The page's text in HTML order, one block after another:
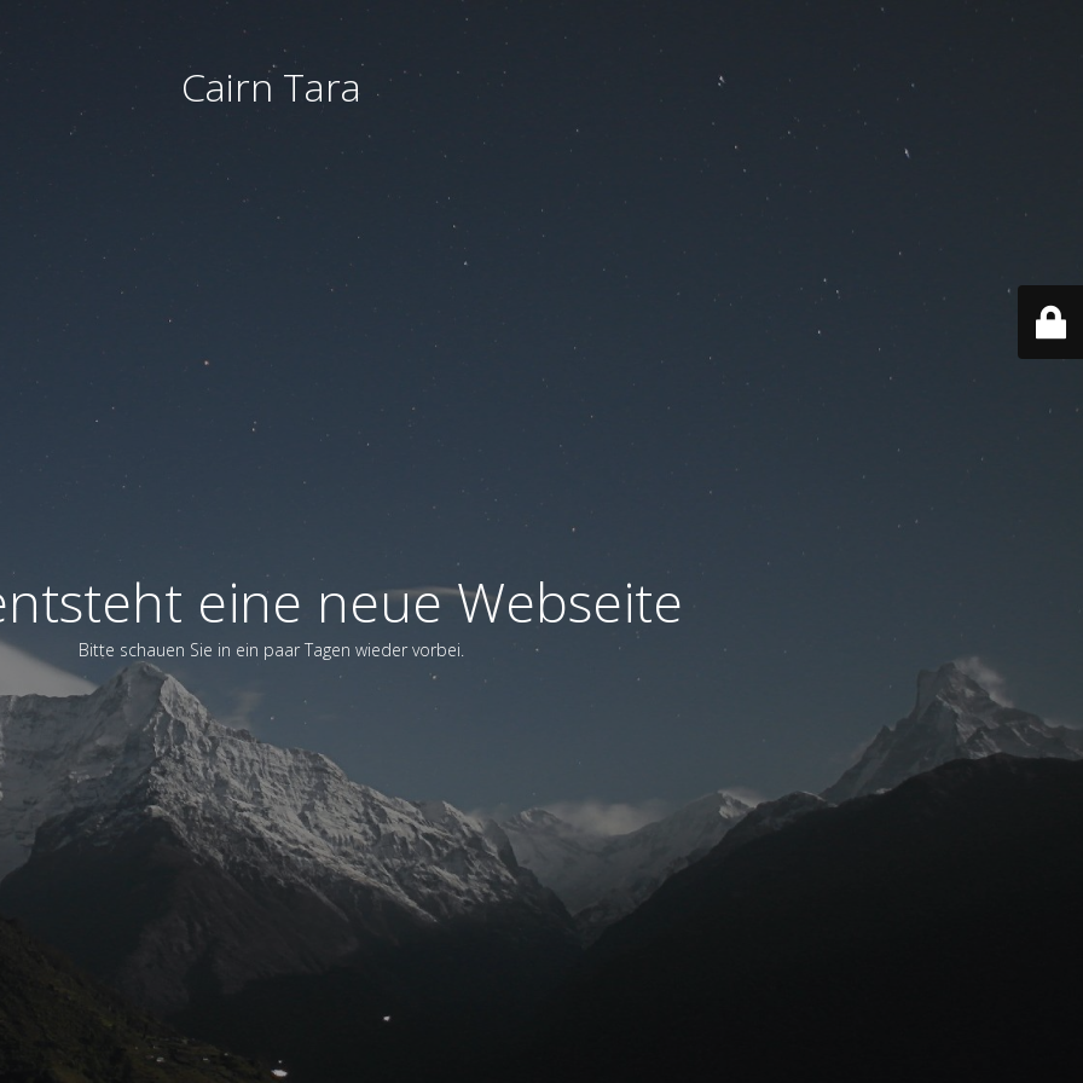
Cairn Tara
eine neue Webseite
Bitte schauen Sie in ein paar Tagen wieder vorbei.